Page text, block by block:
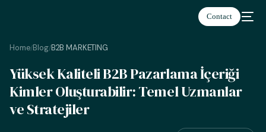
Contact
Home/Blog/B2B MARKETING
Yüksek Kaliteli B2B Pazarlama İçeriği
Kimler Oluşturabilir: Temel Uzmanlar
ve Stratejiler
Türkçe